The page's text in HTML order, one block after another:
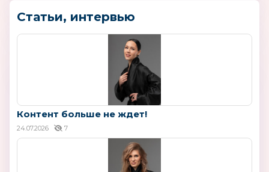
Статьи, интервью
Контент больше не ждет!
24.07.2026 7